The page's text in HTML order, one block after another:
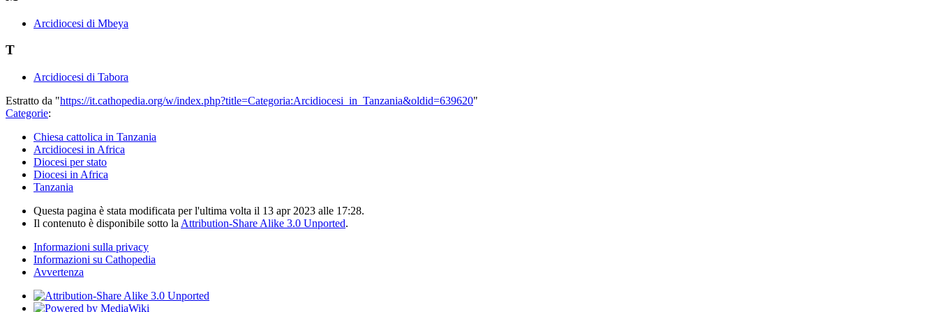
Arcidiocesi di Mbeya
T
Arcidiocesi di Tabora
Estratto da "https://it.cathopedia.org/w/index.php?title=Categoria:Arcidiocesi_in_Tanzania&oldid=639620"
Categorie:
Chiesa cattolica in Tanzania
Arcidiocesi in Africa
Diocesi per stato
Diocesi in Africa
Tanzania
Questa pagina è stata modificata per l'ultima volta il 13 apr 2023 alle 17:28.
Il contenuto è disponibile sotto la Attribution-Share Alike 3.0 Unported.
Informazioni sulla privacy
Informazioni su Cathopedia
Avvertenza